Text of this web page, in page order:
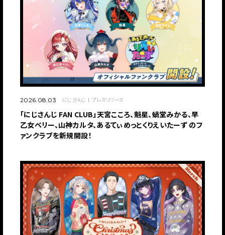
2026.08.03 にじさんじ プレスリリース
「にじさんじ FAN CLUB」天宮こころ、魁星、蝸堂みかる、早
乙女ベリー、山神カルタ、あるてぃめっとくりえいたーず のフ
ァンクラブを新規開設！